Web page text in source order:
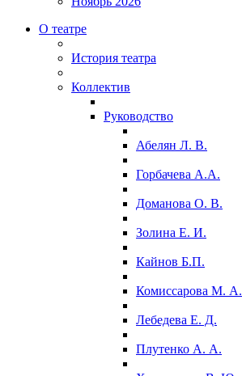
О театре
История театра
Коллектив
Руководство
Абелян Л. В.
Горбачева А.А.
Доманова О. В.
Золина Е. И.
Кайнов Б.П.
Комиссарова М. А.
Лебедева Е. Д.
Плутенко А. А.